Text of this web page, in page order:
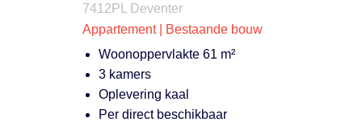
7412PL Deventer
Appartement | Bestaande bouw
Woonoppervlakte 61 m²
3 kamers
Oplevering kaal
Per direct beschikbaar